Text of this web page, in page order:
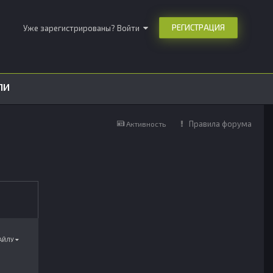
Уже зарегистрированы? Войти РЕГИСТРАЦИЯ
Активность Правила форума